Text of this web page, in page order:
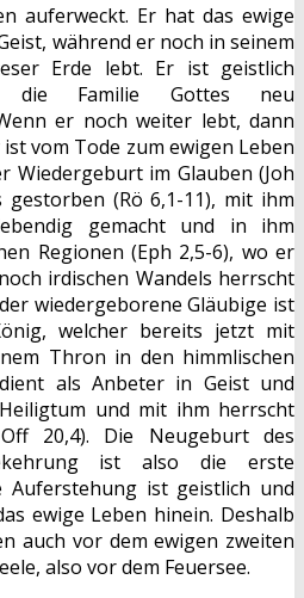
auferweckt. Er hat das ewige
während er noch in seinem
Erde lebt. Er ist geistlich
die Familie Gottes neu
er noch weiter lebt, dann
vom Tode zum ewigen Leben
Wiedergeburt im Glauben (Joh
(Rö 6,1-11), mit ihm
gemacht und in ihm
Regionen (Eph 2,5-6), wo er
irdischen Wandels herrscht
wiedergeborene Gläubige ist
welcher bereits jetzt mit
Thron in den himmlischen
als Anbeter in Geist und
und mit ihm herrscht
20,4). Die Neugeburt des
ist also die erste
Auferstehung ist geistlich und
ewige Leben hinein. Deshalb
auch vor dem ewigen zweiten
also vor dem Feuersee.